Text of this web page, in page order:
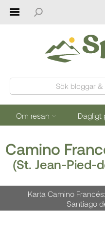
Sök bloggar
Om resan Dagligt
Camino
(St. Jean-Pied-
Karta Camino
Santiago